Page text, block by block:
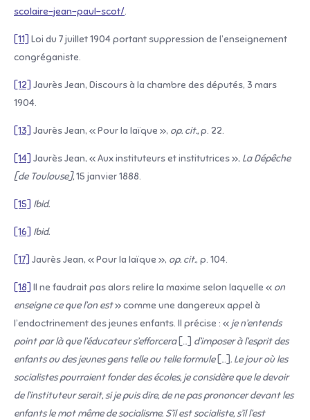
scolaire-jean-paul-scot/.
[11] Loi du 7 juillet 1904 portant suppression de l’enseignement
congréganiste.
[12] Jaurès Jean, Discours à la chambre des députés, 3 mars
1904.
[13] Jaurès Jean, « Pour la laïque », op. cit.,p. 22.
[14] Jaurès Jean, « Aux instituteurs et institutrices », La Dépêche
[de Toulouse],15 janvier 1888.
[15] Ibid.
[16] Ibid.
[17] Jaurès Jean, « Pour la laïque », op. cit., p. 104.
[18] Il ne faudrait pas alors relire la maxime selon laquelle « on
enseigne ce que l’on est» comme une dangereux appel à
l’endoctrinement des jeunes enfants. Il précise : « je n’entends
point par là que l’éducateur s’efforcera […] d’imposer à l’esprit des
enfants ou des jeunes gens telle ou telle formule[…]. Le jour où les
socialistes pourraient fonder des écoles, je considère que le devoir
de l’instituteur serait, si je puis dire, de ne pas prononcer devant les
enfants le mot même de socialisme. S’il est socialiste, s’il l’est